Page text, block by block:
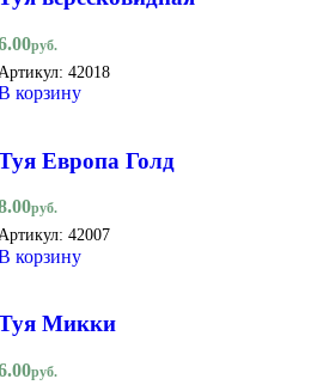
руб.
42018
корзину
Европа Голд
руб.
42007
корзину
Микки
руб.